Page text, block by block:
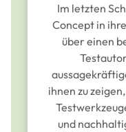
Im letzten
Concept in
über einen
ihnen zu
und